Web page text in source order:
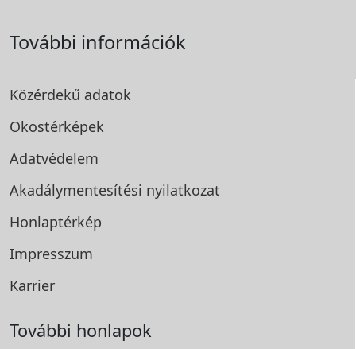
További információk
Közérdekű adatok
Okostérképek
Adatvédelem
Akadálymentesítési nyilatkozat
Honlaptérkép
Impresszum
Karrier
További honlapok